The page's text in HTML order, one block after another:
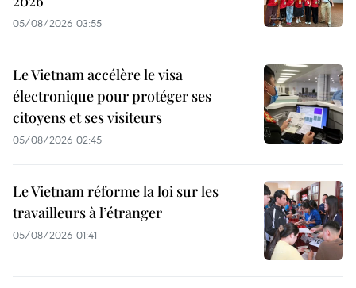
05/08/2026 03:55
Le Vietnam accélère le visa
électronique pour protéger ses
citoyens et ses visiteurs
05/08/2026 02:45
Le Vietnam réforme la loi sur les
travailleurs à l’étranger
05/08/2026 01:41